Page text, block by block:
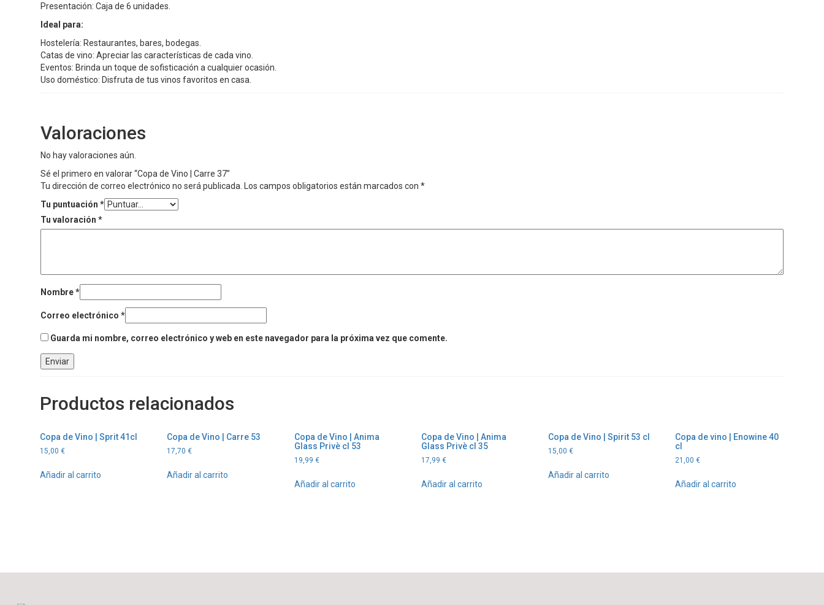
Presentación: Caja de 6 unidades.
Ideal para:
Hostelería: Restaurantes, bares, bodegas.
Catas de vino: Apreciar las características de cada vino.
Eventos: Brinda un toque de sofisticación a cualquier ocasión.
Uso doméstico: Disfruta de tus vinos favoritos en casa.
Valoraciones
No hay valoraciones aún.
Sé el primero en valorar “Copa de Vino | Carre 37”
Tu dirección de correo electrónico no será publicada.
Los campos obligatorios están marcados con *
Tu puntuación *
Tu valoración *
Nombre*
Correo electrónico *
Guarda mi nombre, correo electrónico y web en este navegador para la próxima vez que comente.
Productos relacionados
Copa de Vino | Sprit 41cl
15,00 €
Añadir al carrito
Copa de Vino | Carre 53
17,70€
Añadir al carrito
Copa de Vino | Anima
Glass Privè cl 53
19,99 €
Añadir al carrito
Copa de Vino | Anima
Glass Privè cl 35
17,99 €
Añadir al carrito
Copa de Vino | Spirit 53 cl
15,00 €
Añadir al carrito
Copa de vino | Enowine 40
cl
21,00€
Añadir al carrito